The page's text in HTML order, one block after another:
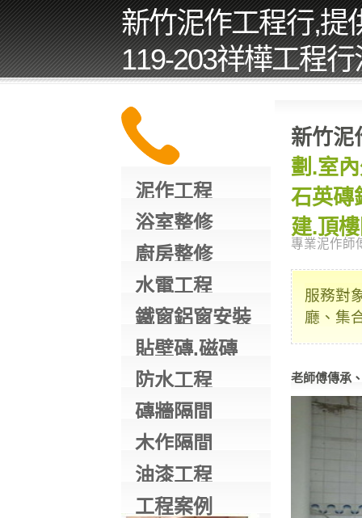
新竹泥作工程行,提
119-203祥樺工程
泥作工程
浴室整修
廚房整修
水電工程
鐵窗鋁窗安裝
貼壁磚,磁磚
防水工程
磚牆隔間
木作隔間
油漆工程
工程案例
新竹
劃.室
石英磚
建.頂
專業泥作師
服務對
廳、集
老師傅傳承